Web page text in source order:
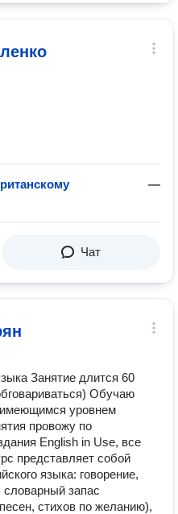
—
Чат
Занятие длится 60
Обучаю
имеющимся уровнем
провожу по
English in Use, все
представляет собой
языка: говорение,
словарный запас
стихов по желанию),